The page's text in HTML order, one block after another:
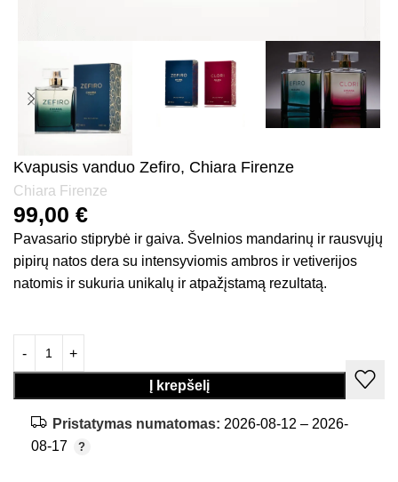
Kvapusis vanduo Zefiro, Chiara Firenze
Chiara Firenze
99,00 €
Pavasario stiprybė ir gaiva. Švelnios mandarinų ir rausvųjų
pipirų natos dera su intensyviomis ambros ir vetiverijos
natomis ir sukuria unikalų ir atpažįstamą rezultatą.
Į krepšelį
Pristatymas numatomas: 2026-08-12 – 2026-
08-17